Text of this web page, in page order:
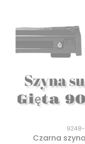
9248-
Czarna